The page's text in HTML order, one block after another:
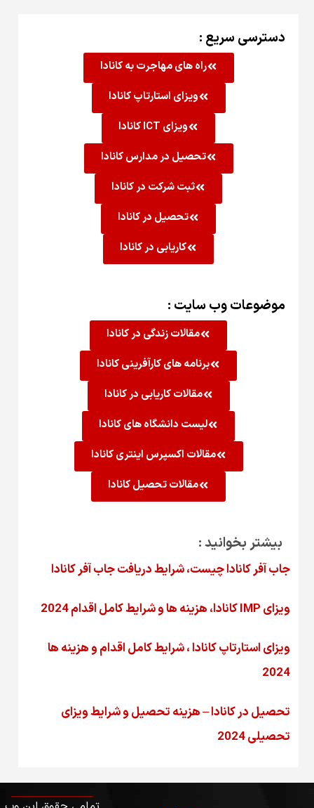
دسترسی سریع :
راه های مهاجرت به کانادا
ویزای استارتاپ کانادا
ویزای ICT کانادا
تحصیل در مدارس کانادا
ثبت شرکت در کانادا
تحصیل در کانادا
کاریابی در کانادا
موضوعات وب سایت :
مقالات زندگی در کانادا
برنامه های کارآفرینی کانادا
مقالات کاریابی در کانادا
لیست دانشگاه های کانادا
مقالات اکسپرس اینتری کانادا
مقالات تحصیل کانادا
بیشتر بخوانید :
جاب آفر کانادا چیست، شرایط دریافت جاب آفر کانادا
ویزای IMP کانادا، هزینه ها و شرایط کامل اقدام 2024
ویزای استارتاپ کانادا ، شرایط کامل اقدام و هزینه ها
2024
تحصیل در کانادا – هزینه‌ تحصیل و شرایط ویزای
تحصیلی 2024